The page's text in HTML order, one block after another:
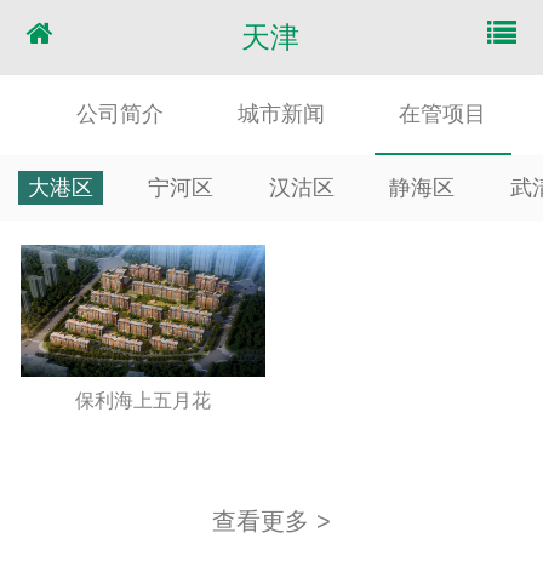
天津
公司简介 城市新闻 在管项目
大港区 宁河区 汉沽区 静海区 武
保利海上五月花
查看更多 >